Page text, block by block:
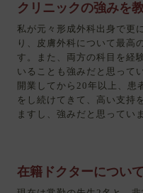
クリニックの強みを
私が元々形成外科出身で更
り、皮膚外科について最高
す。また、両方の科目を経
いることも強みだと思って
開業してから20年以上、患
をし続けてきて、高い支持
ますし、強みだと思ってい
在籍ドクターについ